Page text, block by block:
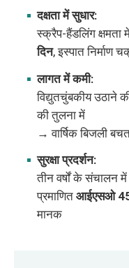
दक्षता में सुधार:
स्क्रैप-हैंडलिंग क्षमता
दिन, इस्पात
लागत में कमी:
विद्युतचुंबकीय उठाने
की तुलना में
→ वार्षिक बिजली
सुरक्षा प्रदर्शन:
तीन वर्षों के संचालन
प्रमाणितआईएसओ
मानक